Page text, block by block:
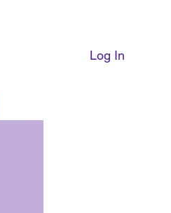
Log In